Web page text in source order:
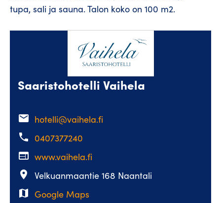
tupa, sali ja sauna. Talon koko on 100 m2.
Saaristohotelli Vaihela
email hotelli@vaihela.fi
phone 0407377240
web www.vaihela.fi
place
Velkuanmaantie 168 Naantali
map Google Maps